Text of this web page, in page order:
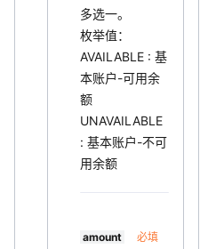
多选一。
枚举值：
AVAILABLE : 基
本账户-可用余
额
UNAVAILABLE
: 基本账户-不可
用余额
amount
必填